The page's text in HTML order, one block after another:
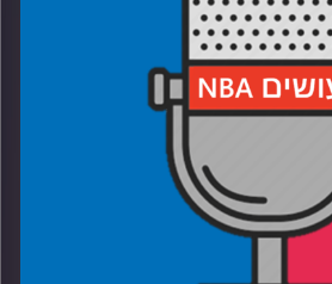
לוקח
אנדרייטד, באדי הילד נכנס לתפקיד